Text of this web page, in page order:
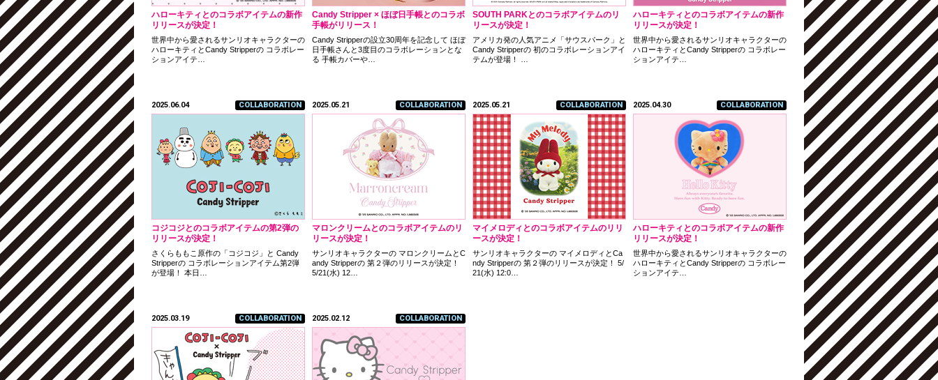
ハローキティとのコラボアイテムの新作
リリースが決定！
世界中から愛されるサンリオキャラクターの
ハローキティとCandy Stripperの コラボレー
ションアイテ…
Candy Stripper × ほぼ日手帳とのコラボ
手帳がリリース！
Candy Stripperの設立30周年を記念して ほぼ
日手帳さんと3度目のコラボレーションとな
る 手帳カバーや…
SOUTH PARKとのコラボアイテムのリ
リースが決定！
アメリカ発の人気アニメ「サウスパーク」と
Candy Stripperの 初のコラボレーションアイ
テムが登場！ …
ハローキティとのコラボアイテムの新作
リリースが決定！
世界中から愛されるサンリオキャラクターの
ハローキティとCandy Stripperの コラボレー
ションアイテ…
2025.06.04 COLLABORATION
コジコジとのコラボアイテムの第2弾の
リリースが決定！
さくらももこ原作の「コジコジ」と Candy
Stripperの コラボレーションアイテム第2弾
が登場！ 本日…
2025.05.21 COLLABORATION
マロンクリームとのコラボアイテムのリ
リースが決定！
サンリオキャラクターの マロンクリームとC
andy Stripperの 第２弾のリリースが決定！
5/21(水) 12…
2025.05.21 COLLABORATION
マイメロディとのコラボアイテムのリリ
ースが決定！
サンリオキャラクターの マイメロディとCa
ndy Stripperの 第２弾のリリースが決定！ 5/
21(水) 12:0…
2025.04.30 COLLABORATION
ハローキティとのコラボアイテムの新作
リリースが決定！
世界中から愛されるサンリオキャラクターの
ハローキティとCandy Stripperの コラボレー
ションアイテ…
2025.03.19 COLLABORATION 2025.02.12 COLLABORATION